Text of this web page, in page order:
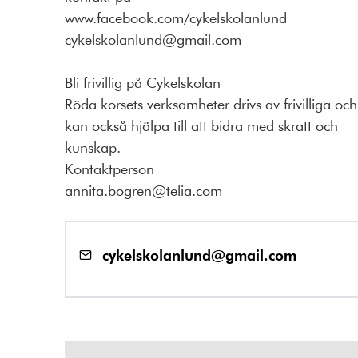
www.facebook.com/cykelskolanlund
cykelskolanlund@gmail.com
Bli frivillig på Cykelskolan
Röda korsets verksamheter drivs av frivilliga
kan också hjälpa till att bidra med skratt och
kunskap.
Kontaktperson
annita.bogren@telia.com
cykelskolanlund@gmail.com